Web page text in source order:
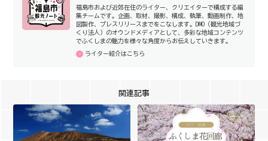
福島市および近郊在住のライター、クリエイターで構成する編
集チームです。企画、取材、撮影、構成、執筆、動画制作、地
図製作、プレスリリースまでをこなします。DMO（観光地域づ
くり法人）のオウンドメディアとして、多彩な地域コンテンツ
でふくしまの魅力を様々な角度からお伝えしていきます。
ライター紹介はこちら
関連記事